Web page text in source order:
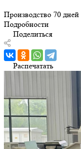
Производство 70 дней
Подробности
Поделиться
Распечатать